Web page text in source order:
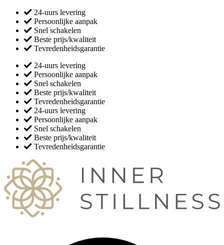
24-uurs levering
Persoonlijke aanpak
Snel schakelen
Beste prijs/kwaliteit
Tevredenheidsgarantie
24-uurs levering
Persoonlijke aanpak
Snel schakelen
Beste prijs/kwaliteit
Tevredenheidsgarantie
24-uurs levering
Persoonlijke aanpak
Snel schakelen
Beste prijs/kwaliteit
Tevredenheidsgarantie